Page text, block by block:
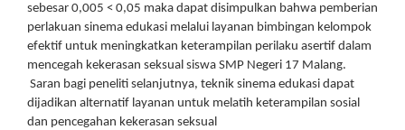
sebesar 0,005 < 0,05 maka dapat disimpulkan bahwa pemberian
perlakuan sinema edukasi melalui layanan bimbingan kelompok
efektif untuk meningkatkan keterampilan perilaku asertif dalam
mencegah kekerasan seksual siswa SMP Negeri 17 Malang.
Saran bagi peneliti selanjutnya, teknik sinema edukasi dapat
dijadikan alternatif layanan untuk melatih keterampilan sosial
dan pencegahan kekerasan seksual